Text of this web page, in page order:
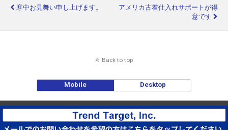
寒中お見舞い申し上げます。
アメリカ古着仕入れサポートが得
意です
Back to top
Mobile Desktop